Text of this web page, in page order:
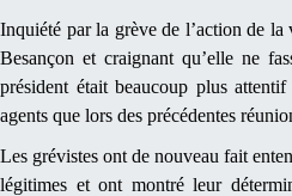
Inquiété par la grève de l’action de
Besançon et craignant qu’elle ne
président était beaucoup plus
agents que lors des précédentes
Les grévistes ont de nouveau fait
légitimes et ont montré leur